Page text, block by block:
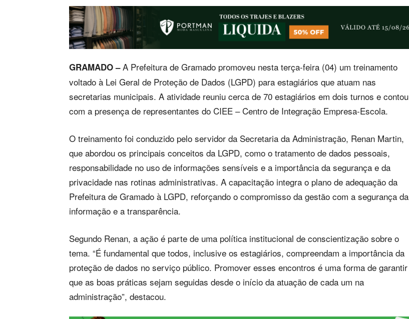
GRAMADO –A Prefeitura de Gramado promoveu nesta terça-feira (04) um treinamento
voltado à Lei Geral de Proteção de Dados (LGPD) para estagiários que atuam nas
secretarias municipais. A atividade reuniu cerca de 70 estagiários em dois turnos e contou
com a presença de representantes do CIEE – Centro de Integração Empresa-Escola.
O treinamento foi conduzido pelo servidor da Secretaria da Administração, Renan Martin,
que abordou os principais conceitos da LGPD, como o tratamento de dados pessoais,
responsabilidade no uso de informações sensíveis e a importância da segurança e da
privacidade nas rotinas administrativas. A capacitação integra o plano de adequação da
Prefeitura de Gramado à LGPD, reforçando o compromisso da gestão com a segurança da
informação e a transparência.
Segundo Renan, a ação é parte de uma política institucional de conscientização sobre o
tema. “É fundamental que todos, inclusive os estagiários, compreendam a importância da
proteção de dados no serviço público. Promover esses encontros é uma forma de garantir
que as boas práticas sejam seguidas desde o início da atuação de cada um na
administração”, destacou.